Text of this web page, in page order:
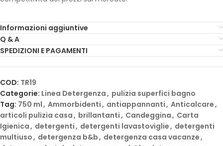
Informazioni aggiuntive
Q & A
SPEDIZIONI E PAGAMENTI
COD: TR19
Categorie: Linea Detergenza, pulizia superfici bagno
Tag: 750 ml, Ammorbidenti, antiappannanti, Anticalcare,
articoli pulizia casa, brillantanti, Candeggina, Carta
Igienica, detergenti, detergenti lavastoviglie, detergenti
multiuso, detergenza b&b, detergenza casa vacanze,